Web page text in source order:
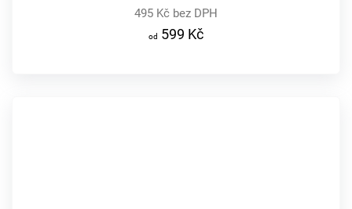
495 Kč bez DPH
599 Kč